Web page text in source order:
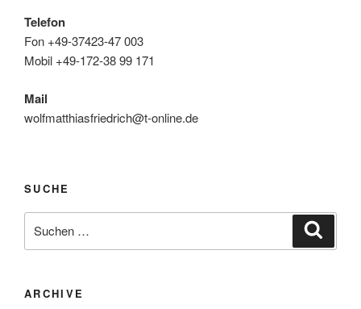
Telefon
Fon +49-37423-47 003
Mobil +49-172-38 99 171
Mail
wolfmatthiasfriedrich@t-online.de
SUCHE
nach:
ARCHIVE